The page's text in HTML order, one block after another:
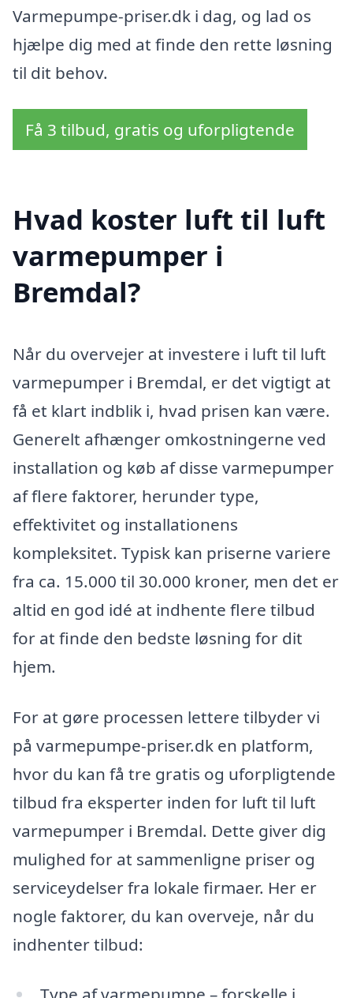
Varmepumpe-priser.dk i dag, og lad os
hjælpe dig med at finde den rette løsning
til dit behov.
Få 3 tilbud, gratis og uforpligtende
Hvad koster luft til luft
varmepumper i
Bremdal?
Når du overvejer at investere i luft til luft
varmepumper i Bremdal, er det vigtigt at
få et klart indblik i, hvad prisen kan være.
Generelt afhænger omkostningerne ved
installation og køb af disse varmepumper
af flere faktorer, herunder type,
effektivitet og installationens
kompleksitet. Typisk kan priserne variere
fra ca. 15.000 til 30.000 kroner, men det er
altid en god idé at indhente flere tilbud
for at finde den bedste løsning for dit
hjem.
For at gøre processen lettere tilbyder vi
på varmepumpe-priser.dk en platform,
hvor du kan få tre gratis og uforpligtende
tilbud fra eksperter inden for luft til luft
varmepumper i Bremdal. Dette giver dig
mulighed for at sammenligne priser og
serviceydelser fra lokale firmaer. Her er
nogle faktorer, du kan overveje, når du
indhenter tilbud: